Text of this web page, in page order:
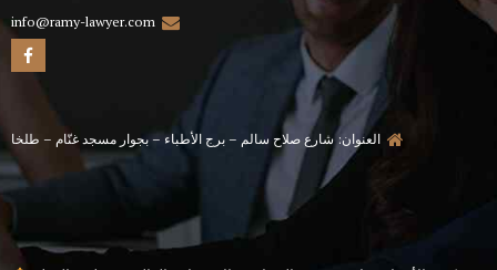
info@ramy-lawyer.com
العنوان: شارع صلاح سالم – برج الأطباء – بجوار مسجد غنّام – طلخا